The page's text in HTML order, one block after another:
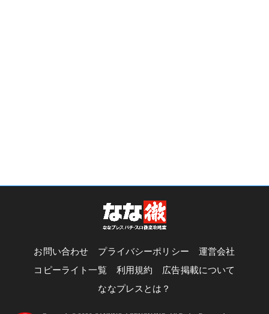
お問い合わせ プライバシーポリシー
運営会社
コピーライト一覧
利用規約
広告掲載について
ななプレスとは？